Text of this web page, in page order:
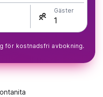
Gäster
för kostnadsfri avbokning.